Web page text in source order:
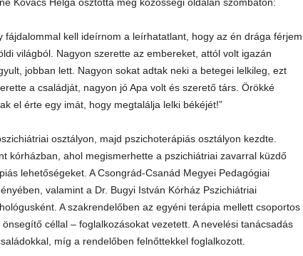
fájdalommal kell ideírnom a leírhatatlant, hogy az én drága férjem
világból. Nagyon szerette az embereket, attól volt igazán
jobban lett. Nagyon sokat adtak neki a betegei lelkileg, ezt
a családját, nagyon jó Apa volt és szerető társ. Örökké
el érte egy imát, hogy megtalálja lelki békéjét!”
osztályon, majd pszichoterápiás osztályon kezdte.
kórházban, ahol megismerhette a pszichiátriai zavarral küzdő
lehetőségeket. A Csongrád-Csanád Megyei Pedagógiai
valamint a Dr. Bugyi István Kórház Pszichiátriai
A szakrendelőben az egyéni terápia mellett csoportos
céllal – foglalkozásokat vezetett. A nevelési tanácsadás
míg a rendelőben felnőttekkel foglalkozott.